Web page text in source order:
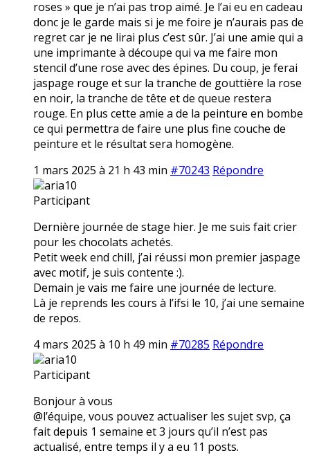
roses » que je n’ai pas trop aimé. Je l’ai eu en cadeau
donc je le garde mais si je me foire je n’aurais pas de
regret car je ne lirai plus c’est sûr. J’ai une amie qui a
une imprimante à découpe qui va me faire mon
stencil d’une rose avec des épines. Du coup, je ferai
jaspage rouge et sur la tranche de gouttière la rose
en noir, la tranche de tête et de queue restera
rouge. En plus cette amie a de la peinture en bombe
ce qui permettra de faire une plus fine couche de
peinture et le résultat sera homogène.
1 mars 2025 à 21 h 43 min #70243 Répondre
aria10
Participant
Dernière journée de stage hier. Je me suis fait crier
pour les chocolats achetés.
Petit week end chill, j’ai réussi mon premier jaspage
avec motif, je suis contente :).
Demain je vais me faire une journée de lecture.
Là je reprends les cours à l’ifsi le 10, j’ai une semaine
de repos.
4 mars 2025 à 10 h 49 min #70285 Répondre
aria10
Participant
Bonjour à vous
@l’équipe, vous pouvez actualiser les sujet svp, ça
fait depuis 1 semaine et 3 jours qu’il n’est pas
actualisé, entre temps il y a eu 11 posts.